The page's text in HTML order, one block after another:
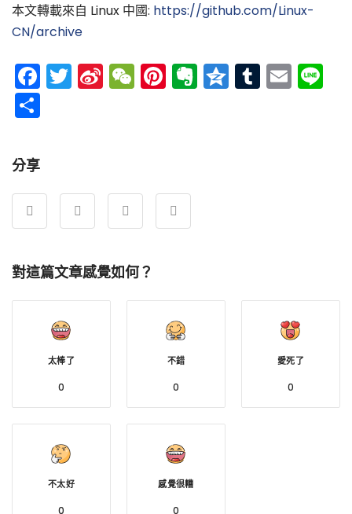
本文轉載來自 Linux 中國: https://github.com/Linux-
CN/archive
Facebook
Twitter
Sina
Weibo
WeChat
Pinterest
Evernote
Qzone
Tumblr
分享
對這篇文章感覺如何？
太棒了
0
不錯
0
愛死了
0
不太好
0
感覺很糟
0